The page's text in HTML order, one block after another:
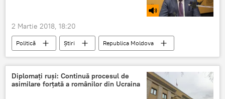
2 Martie 2018, 18:20
Politică Știri
Republica Moldova
Podcasturi
chisinau
Valeriu Ghileţchi
Parlamentul Republicii Moldova
justiţie
Diplomaţi ruşi: Continuă procesul de
asimilare forţată a românilor din Ucraina